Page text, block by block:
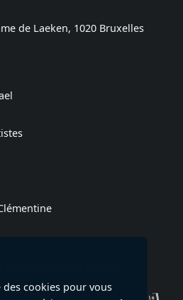
des cookies pour vous
de Laeken, 1020 Bruxelles
est soutenu par :